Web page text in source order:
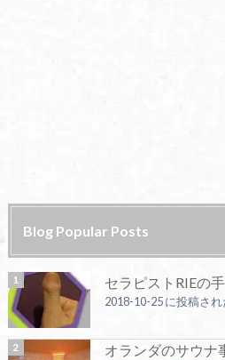
Blog Popular Posts
セラピストRIEの
2018-10-25 に投稿され
オランダのサウ